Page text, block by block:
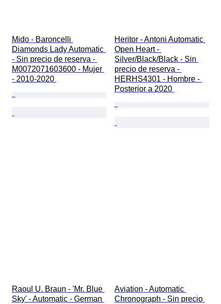
Mido - Baroncelli
Diamonds Lady Automatic
- Sin precio de reserva -
M0072071603600 - Mujer
- 2010-2020
Heritor - Antoni Automatic
Open Heart -
Silver/Black/Black - Sin
precio de reserva -
HERHS4301 - Hombre -
Posterior a 2020
Raoul U. Braun - 'Mr. Blue
Sky' - Automatic - German
Aviation - Automatic
Chronograph - Sin precio